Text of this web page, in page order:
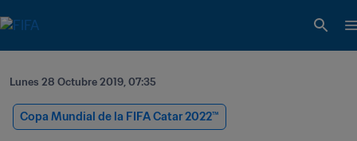
Lunes 28 Octubre 2019, 07:35
Copa Mundial de la FIFA Catar 2022™